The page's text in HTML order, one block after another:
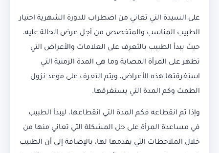
على السيدة التي تعاني من اضطراب للدورة الشهرية اختيار
الطبيب المناسب والمتخصص من أجل عرض الحالة عليه،
حيث يبدأ الطبيب بالتعرف على العلامات والأعراض التي
تظهر على المرأة المصابة وما هي المدة الزمنية التي
استغرقتها هذه الأعراض، ويتم التعرف على موعد نزول
الطمث وكم المدة التي يستغرقها.
وإذا تم انقطاعه فكم المدة التي انقطاعها، ليبدأ الطبيب
في مساعدة المرأة على حل المشكلة التي تعاني منها من
خلال الملاحظات التي يقدمها لها، بالإضافة إلى أن الطبيب